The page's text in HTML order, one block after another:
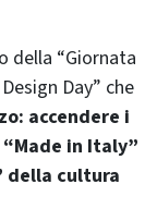
della “Giornata
Day” che
accendere i
in Italy”
della cultura